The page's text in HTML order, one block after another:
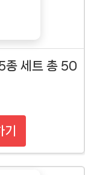
종 세트 총 50